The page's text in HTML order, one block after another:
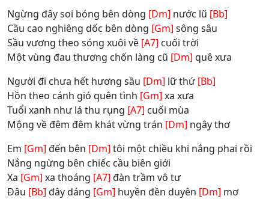
Ngừng đây soi bóng bên dòng [Dm] nước lũ [Bb]
Cầu cao nghiêng dốc bên dòng [Gm] sông sâu
Sầu vương theo sóng xuôi về [A7] cuối trời
Một vùng đau thương chốn làng cũ [Dm] quê xưa
Người đi chưa hết hương sầu [Dm] lữ thứ[Bb]
Hồn theo cánh gió quên tình [Gm] xa xưa
Tuổi xanh như lá thu rụng [A7] cuối mùa
Mộng về đêm đêm khát vừng trán [Dm] ngây thơ
Em [Gm] đến bên [Dm] tôi một chiều khi nắng phai rồi
Nắng ngừng bên chiếc cầu biên giới
Xa [Gm] xa thoáng [A7] đàn trầm vô tư
Đâu [Bb] đây dáng [Gm] huyền đền duyên [Dm] mơ